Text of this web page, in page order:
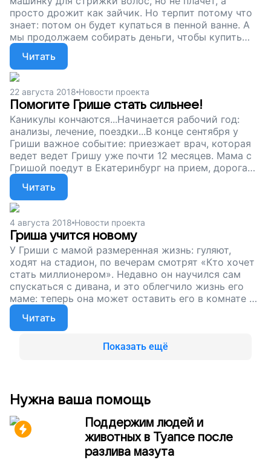
просто дрожит как зайчик. Но терпит потому что
знает: потом он будет купаться в пенной ванне. А
мы продолжаем собирать деньги, чтобы купить
Грише специальное автокресло. У мальчика
тяжелые нарушения здоровья, а мама часто возит
его в машине на лечение. Дорога долгая, и Грише
важно сидеть правильно и безопасно. Помогите
Грише стать сильнее, поддержите наш проект!
Читать
22 августа 2018 Новости проекта
Помогите Грише стать сильнее!
Каникулы кончаются...Начинается рабочий год:
анализы, лечение, поездки...В конце сентября у
Гриши важное событие: приезжает врач, которая
ведет ведет Гришу уже почти 12 месяцев. Мама с
Гришой поедут в Екатеринбург на прием, дорога
довольно дальняя, мальчику нужно специальное
автокресло. В кресле он будет удобно и правильно
сидеть, а значит, сможет стать сильнее и
активнее. Сейчас мы собираем деньги на такое
кресло. Помогите Грише вернуть назад то, что
отняла болезнь, поддержите наш проект!
Читать
4 августа 2018 Новости проекта
Гриша учится новому
У Гриши с мамой размеренная жизнь: гуляют,
ходят на стадион, по вечерам смотрят «Кто хочет
стать миллионером». Недавно он научился сам
спускаться с дивана, и это облегчило жизнь его
маме: теперь она может оставить его в комнате и
позаниматься делами. Каждый новый навык
ребенка облегчает жизнь семье. Сейчас мы
собираем деньги на специальное автокресло,
чтобы Гриша правильно сидел в машине, мышцы не
Читать
Показать ещё
Нужна ваша помощь
Поддержим людей и
животных в Туапсе после
разлива мазута